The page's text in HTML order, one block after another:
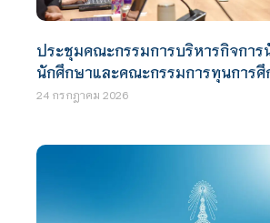
ประชุมคณะกรรมการบริหารกิจการ
นักศึกษาและคณะกรรมการทุนการศึ
24 กรกฎาคม 2026